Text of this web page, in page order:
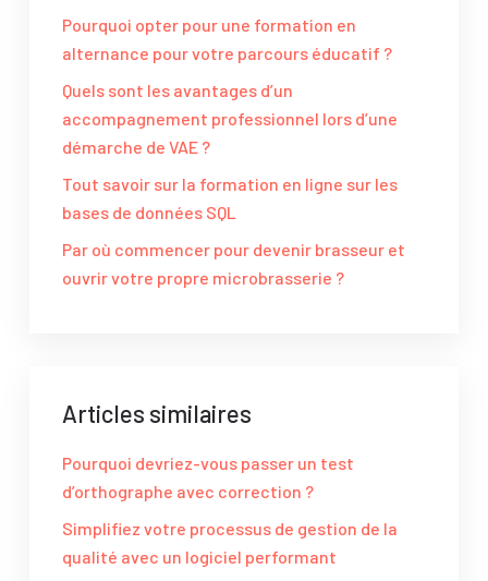
Pourquoi opter pour une formation en
alternance pour votre parcours éducatif ?
Quels sont les avantages d’un
accompagnement professionnel lors d’une
démarche de VAE ?
Tout savoir sur la formation en ligne sur les
bases de données SQL
Par où commencer pour devenir brasseur et
ouvrir votre propre microbrasserie ?
Articles similaires
Pourquoi devriez-vous passer un test
d’orthographe avec correction ?
Simplifiez votre processus de gestion de la
qualité avec un logiciel performant